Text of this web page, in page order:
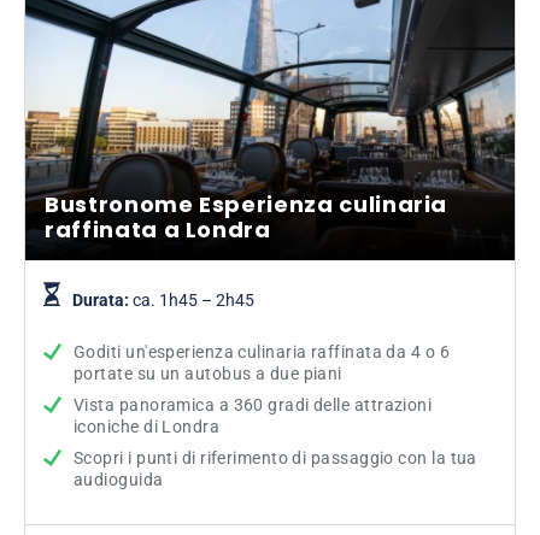
Bustronome Esperienza culinaria
raffinata a Londra
Durata: ca. 1h45 – 2h45
Goditi un'esperienza culinaria raffinata da 4 o 6
portate su un autobus a due piani
Vista panoramica a 360 gradi delle attrazioni
iconiche di Londra
Scopri i punti di riferimento di passaggio con la tua
audioguida